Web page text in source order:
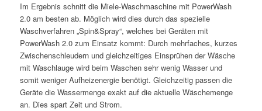
Im Ergebnis schnitt die Miele-Waschmaschine mit PowerWash
2.0 am besten ab. Möglich wird dies durch das spezielle
Waschverfahren „Spin&Spray“, welches bei Geräten mit
PowerWash 2.0 zum Einsatz kommt: Durch mehrfaches, kurzes
Zwischenschleudern und gleichzeitiges Einsprühen der Wäsche
mit Waschlauge wird beim Waschen sehr wenig Wasser und
somit weniger Aufheizenergie benötigt. Gleichzeitig passen die
Geräte die Wassermenge exakt auf die aktuelle Wäschemenge
an. Dies spart Zeit und Strom.